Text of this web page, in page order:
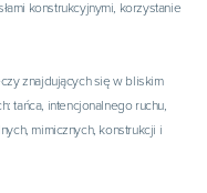
konstrukcyjnymi, korzystanie
znajdujących się w bliskim
tańca, intencjonalnego ruchu,
mimicznych, konstrukcji i